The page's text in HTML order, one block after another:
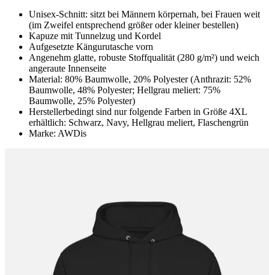
Unisex-Schnitt: sitzt bei Männern körpernah, bei Frauen weit
(im Zweifel entsprechend größer oder kleiner bestellen)
Kapuze mit Tunnelzug und Kordel
Aufgesetzte Kängurutasche vorn
Angenehm glatte, robuste Stoffqualität (280 g/m²) und weich
angeraute Innenseite
Material: 80% Baumwolle, 20% Polyester (Anthrazit: 52%
Baumwolle, 48% Polyester; Hellgrau meliert: 75%
Baumwolle, 25% Polyester)
Herstellerbedingt sind nur folgende Farben in Größe 4XL
erhältlich: Schwarz, Navy, Hellgrau meliert, Flaschengrün
Marke: AWDis